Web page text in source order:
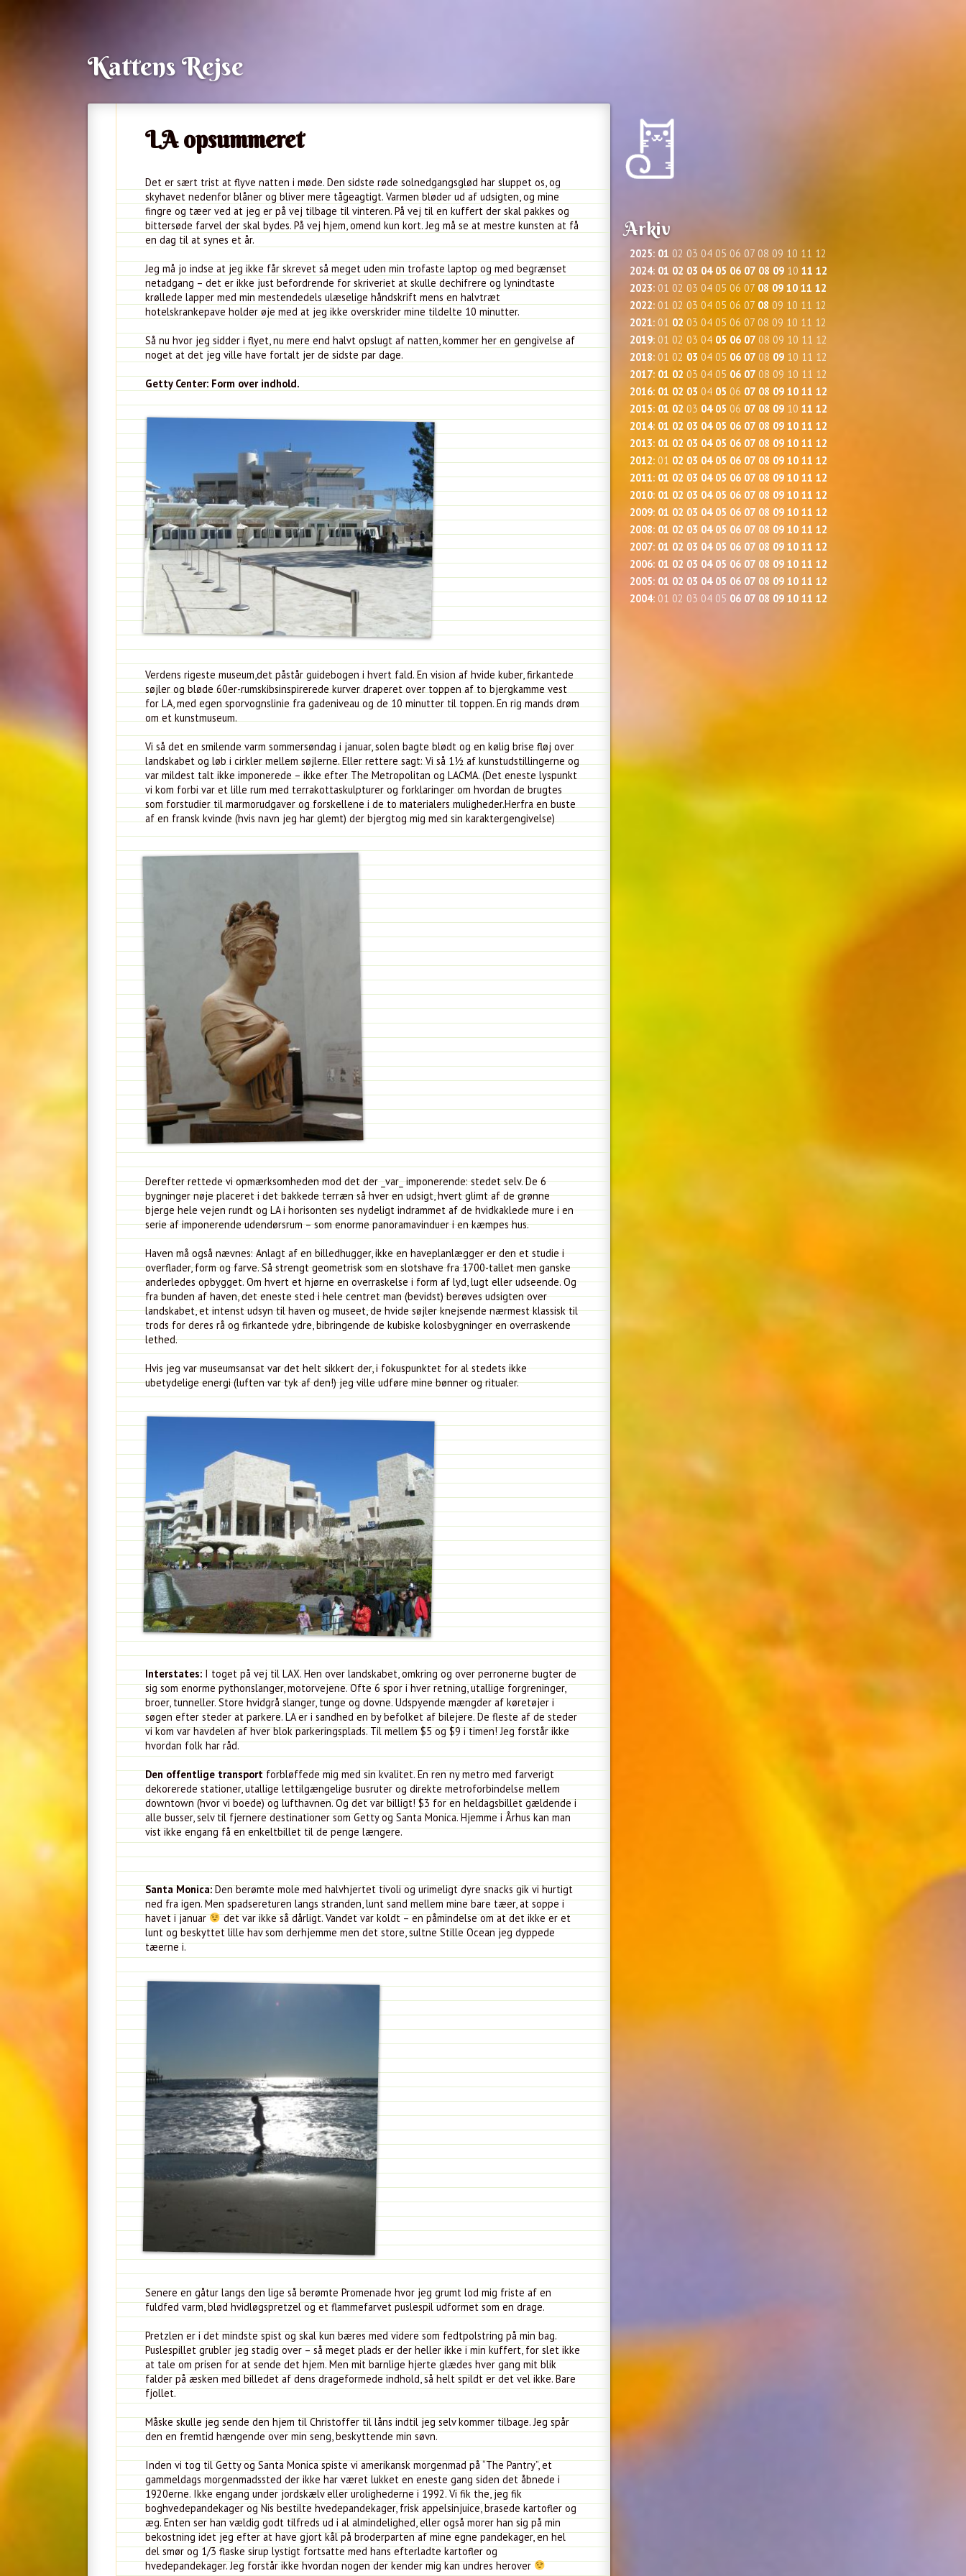
Kattens Rejse
LA opsummeret
Det er sært trist at flyve natten i møde. Den sidste røde solnedgangsglød har sluppet os, og
skyhavet nedenfor blåner og bliver mere tågeagtigt. Varmen bløder ud af udsigten, og mine
fingre og tæer ved at jeg er på vej tilbage til vinteren. På vej til en kuffert der skal pakkes og
bittersøde farvel der skal bydes. På vej hjem, omend kun kort. Jeg må se at mestre kunsten at få
en dag til at synes et år.
Jeg må jo indse at jeg ikke får skrevet så meget uden min trofaste laptop og med begrænset
netadgang – det er ikke just befordrende for skriveriet at skulle dechifrere og lynindtaste
krøllede lapper med min mestendedels ulæselige håndskrift mens en halvtræt
hotelskrankepave holder øje med at jeg ikke overskrider mine tildelte 10 minutter.
Så nu hvor jeg sidder i flyet, nu mere end halvt opslugt af natten, kommer her en gengivelse af
noget at det jeg ville have fortalt jer de sidste par dage.
Getty Center: Form over indhold.
Verdens rigeste museum,det påstår guidebogen i hvert fald. En vision af hvide kuber, firkantede
søjler og bløde 60er-rumskibsinspirerede kurver draperet over toppen af to bjergkamme vest
for LA, med egen sporvognslinie fra gadeniveau og de 10 minutter til toppen. En rig mands drøm
om et kunstmuseum.
Vi så det en smilende varm sommersøndag i januar, solen bagte blødt og en kølig brise fløj over
landskabet og løb i cirkler mellem søjlerne. Eller rettere sagt: Vi så 1½ af kunstudstillingerne og
var mildest talt ikke imponerede – ikke efter The Metropolitan og LACMA. (Det eneste lyspunkt
vi kom forbi var et lille rum med terrakottaskulpturer og forklaringer om hvordan de brugtes
som forstudier til marmorudgaver og forskellene i de to materialers muligheder.Herfra en buste
af en fransk kvinde (hvis navn jeg har glemt) der bjergtog mig med sin karaktergengivelse)
Derefter rettede vi opmærksomheden mod det der _var_ imponerende: stedet selv. De 6
bygninger nøje placeret i det bakkede terræn så hver en udsigt, hvert glimt af de grønne
bjerge hele vejen rundt og LA i horisonten ses nydeligt indrammet af de hvidkaklede mure i en
serie af imponerende udendørsrum – som enorme panoramavinduer i en kæmpes hus.
Haven må også nævnes: Anlagt af en billedhugger, ikke en haveplanlægger er den et studie i
overflader, form og farve. Så strengt geometrisk som en slotshave fra 1700-tallet men ganske
anderledes opbygget. Om hvert et hjørne en overraskelse i form af lyd, lugt eller udseende. Og
fra bunden af haven, det eneste sted i hele centret man (bevidst) berøves udsigten over
landskabet, et intenst udsyn til haven og museet, de hvide søjler knejsende nærmest klassisk til
trods for deres rå og firkantede ydre, bibringende de kubiske kolosbygninger en overraskende
lethed.
Hvis jeg var museumsansat var det helt sikkert der, i fokuspunktet for al stedets ikke
ubetydelige energi (luften var tyk af den!) jeg ville udføre mine bønner og ritualer.
Interstates:I toget på vej til LAX. Hen over landskabet, omkring og over perronerne bugter de
sig som enorme pythonslanger, motorvejene. Ofte 6 spor i hver retning, utallige forgreninger,
broer, tunneller. Store hvidgrå slanger, tunge og dovne. Udspyende mængder af køretøjer i
søgen efter steder at parkere. LA er i sandhed en by befolket af bilejere. De fleste af de steder
vi kom var havdelen af hver blok parkeringsplads. Til mellem $5 og $9 i timen! Jeg forstår ikke
hvordan folk har råd.
Den offentlige transportforbløffede mig med sin kvalitet. En ren ny metro med farverigt
dekorerede stationer, utallige lettilgængelige busruter og direkte metroforbindelse mellem
downtown (hvor vi boede) og lufthavnen. Og det var billigt! $3 for en heldagsbillet gældende i
alle busser, selv til fjernere destinationer som Getty og Santa Monica. Hjemme i Århus kan man
vist ikke engang få en enkeltbillet til de penge længere.
Santa Monica:Den berømte mole med halvhjertet tivoli og urimeligt dyre snacks gik vi hurtigt
ned fra igen. Men spadsereturen langs stranden, lunt sand mellem mine bare tæer, at soppe i
havet i januar
det var ikke så dårligt. Vandet var koldt – en påmindelse om at det ikke er et
lunt og beskyttet lille hav som derhjemme men det store, sultne Stille Ocean jeg dyppede
tæerne i.
Senere en gåtur langs den lige så berømte Promenade hvor jeg grumt lod mig friste af en
fuldfed varm, blød hvidløgspretzel og et flammefarvet puslespil udformet som en drage.
Pretzlen er i det mindste spist og skal kun bæres med videre som fedtpolstring på min bag.
Puslespillet grubler jeg stadig over – så meget plads er der heller ikke i min kuffert, for slet ikke
at tale om prisen for at sende det hjem. Men mit barnlige hjerte glædes hver gang mit blik
falder på æsken med billedet af dens drageformede indhold, så helt spildt er det vel ikke. Bare
fjollet.
Måske skulle jeg sende den hjem til Christoffer til låns indtil jeg selv kommer tilbage. Jeg spår
den en fremtid hængende over min seng, beskyttende min søvn.
Inden vi tog til Getty og Santa Monica spiste vi amerikansk morgenmad på “The Pantry”, et
gammeldags morgenmadssted der ikke har været lukket en eneste gang siden det åbnede i
1920erne. Ikke engang under jordskælv eller urolighederne i 1992. Vi fik the, jeg fik
boghvedepandekager og Nis bestilte hvedepandekager, frisk appelsinjuice, brasede kartofler og
æg. Enten ser han vældig godt tilfreds ud i al almindelighed, eller også morer han sig på min
bekostning idet jeg efter at have gjort kål på broderparten af mine egne pandekager, en hel
del smør og 1/3 flaske sirup lystigt fortsatte med hans efterladte kartofler og
hvedepandekager. Jeg forstår ikke hvordan nogen der kender mig kan undres herover
Arkiv
2025: 01 02 03 04 05 06 07 08 09 10 11 12
2024: 01 02 03 04 05 06 07 08 09 10 11 12
2023: 01 02 03 04 05 06 07 08 09 10 11 12
2022: 01 02 03 04 05 06 07 08 09 10 11 12
2021: 01 02 03 04 05 06 07 08 09 10 11 12
2019: 01 02 03 04 05 06 07 08 09 10 11 12
2018: 01 02 03 04 05 06 07 08 09 10 11 12
2017: 01 02 03 04 05 06 07 08 09 10 11 12
2016: 01 02 03 04 05 06 07 08 09 10 11 12
2015: 01 02 03 04 05 06 07 08 09 10 11 12
2014: 01 02 03 04 05 06 07 08 09 10 11 12
2013: 01 02 03 04 05 06 07 08 09 10 11 12
2012: 01 02 03 04 05 06 07 08 09 10 11 12
2011: 01 02 03 04 05 06 07 08 09 10 11 12
2010: 01 02 03 04 05 06 07 08 09 10 11 12
2009: 01 02 03 04 05 06 07 08 09 10 11 12
2008: 01 02 03 04 05 06 07 08 09 10 11 12
2007: 01 02 03 04 05 06 07 08 09 10 11 12
2006: 01 02 03 04 05 06 07 08 09 10 11 12
2005: 01 02 03 04 05 06 07 08 09 10 11 12
2004: 01 02 03 04 05 06 07 08 09 10 11 12